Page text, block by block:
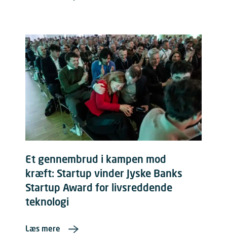
Et gennembrud i kampen mod
kræft: Startup vinder Jyske Banks
Startup Award for livsreddende
teknologi
Læs mere